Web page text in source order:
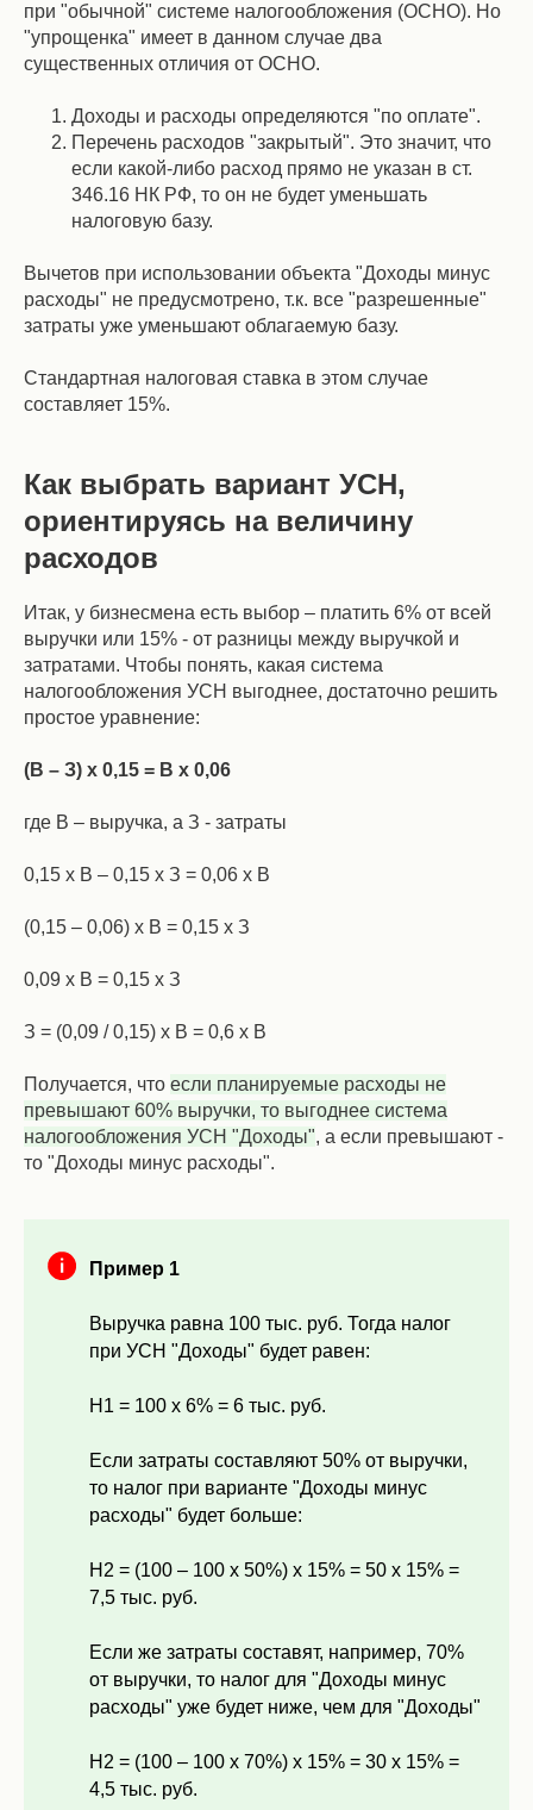
при "обычной" системе налогообложения (ОСНО). Но
"упрощенка" имеет в данном случае два
существенных отличия от ОСНО.
Доходы и расходы определяются "по оплате".
Перечень расходов "закрытый". Это значит, что
если какой-либо расход прямо не указан в ст.
346.16 НК РФ, то он не будет уменьшать
налоговую базу.
Вычетов при использовании объекта "Доходы минус
расходы" не предусмотрено, т.к. все "разрешенные"
затраты уже уменьшают облагаемую базу.
Стандартная налоговая ставка в этом случае
составляет 15%.
Как выбрать вариант УСН,
ориентируясь на величину
расходов
Итак, у бизнесмена есть выбор – платить 6% от всей
выручки или 15% - от разницы между выручкой и
затратами. Чтобы понять, какая система
налогообложения УСН выгоднее, достаточно решить
простое уравнение:
(В – З) х 0,15 = В х 0,06
где В – выручка, а З - затраты
0,15 х В – 0,15 х З = 0,06 х В
(0,15 – 0,06) х В = 0,15 х З
0,09 х В = 0,15 х З
З = (0,09 / 0,15) х В = 0,6 х В
Получается, что если планируемые расходы не
превышают 60% выручки, то выгоднее система
налогообложения УСН "Доходы", а если превышают -
то "Доходы минус расходы".
Пример 1
Выручка равна 100 тыс. руб. Тогда налог
при УСН "Доходы" будет равен:
Н1 = 100 х 6% = 6 тыс. руб.
Если затраты составляют 50% от выручки,
то налог при варианте "Доходы минус
расходы" будет больше:
Н2 = (100 – 100 х 50%) х 15% = 50 х 15% =
7,5 тыс. руб.
Если же затраты составят, например, 70%
от выручки, то налог для "Доходы минус
расходы" уже будет ниже, чем для "Доходы"
Н2 = (100 – 100 х 70%) х 15% = 30 х 15% =
4,5 тыс. руб.